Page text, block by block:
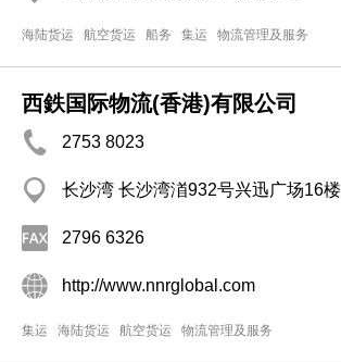
海陆货运 航空货运 船务 集运 物流管理及服务
西鉄国际物流(香港)有限公司
2753 8023
长沙湾 长沙湾渞932号兴迅广场16楼
2796 6326
http://www.nnrglobal.com
集运 海陆货运 航空货运 物流管理及服务